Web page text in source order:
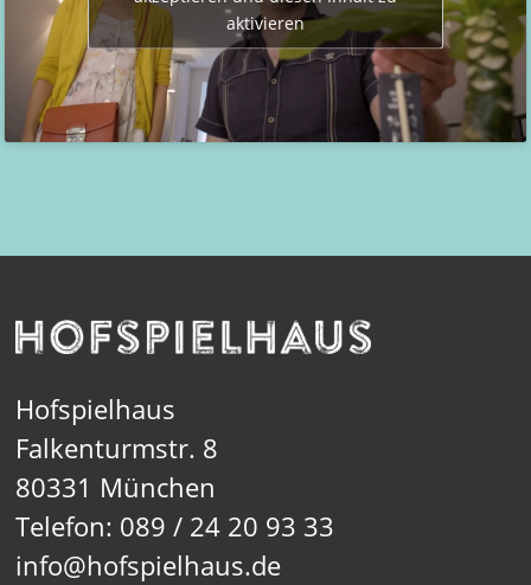
aktivieren
Hofspielhaus
Falkenturmstr. 8
80331 München
Telefon: 089 / 24 20 93 33
info@hofspielhaus.de